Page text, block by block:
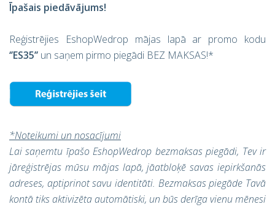
Īpašais piedāvājums!
Reģistrējies EshopWedrop mājas lapā ar promo kodu
‘’ES35’’ un saņem pirmo piegādi BEZ MAKSAS!*
*Noteikumi un nosacījumi
Lai saņemtu īpašo EshopWedrop bezmaksas piegādi, Tev ir
jāreģistrējas mūsu mājas lapā, jāatbloķē savas iepirkšanās
adreses, aptiprinot savu identitāti. Bezmaksas piegāde Tavā
kontā tiks aktivizēta automātiski, un būs derīga vienu mēnesi